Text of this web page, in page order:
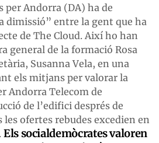
per Andorra (DA) ha de
dimissió” entre la gent que ha
de The Cloud. Així ho han
general de la formació Rosa
Susanna Vela, en una
els mitjans per valorar la
Andorra Telecom de
de l’edifici després de
ofertes rebudes excedien en
Els socialdemòcrates valoren